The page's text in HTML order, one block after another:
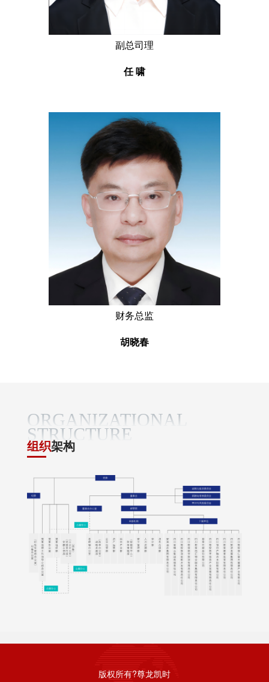
副总司理
任 啸
财务总监
胡晓春
ORGANIZATIONAL
STRUCTURE
组织架构
版权所有?尊龙凯时